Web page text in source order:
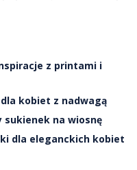
z printami i
kobiet z nadwagą
sukienek na wiosnę
dla eleganckich kobiet